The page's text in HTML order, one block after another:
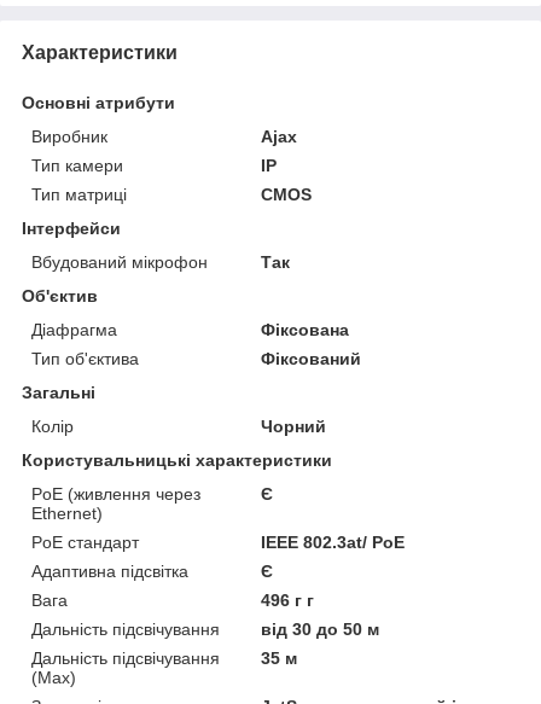
Характеристики
Основні атрибути
Виробник
Ajax
Тип камери
IP
Тип матриці
CMOS
Інтерфейси
Вбудований мікрофон
Так
Об'єктив
Діафрагма
Фіксована
Тип об'єктива
Фіксований
Загальні
Колір
Чорний
Користувальницькі характеристики
PoE (живлення через
Ethernet)
Є
PoE стандарт
IEEE 802.3at/ PoE
Адаптивна підсвітка
Є
Вага
496 г г
Дальність підсвічування
від 30 до 50 м
Дальність підсвічування
(Max)
35 м